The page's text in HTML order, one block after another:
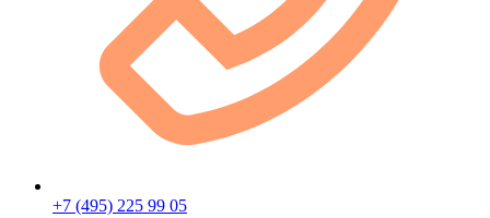
+7 (495) 225 99 05